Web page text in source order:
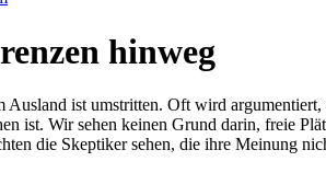
hinweg
ist umstritten. Oft wird
ist. Wir sehen keinen Grund darin, freie
die Skeptiker sehen, die ihre Meinung